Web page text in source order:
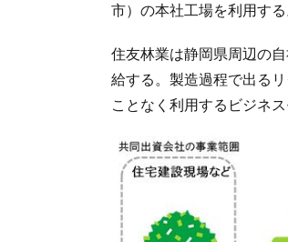
市）の本社工場を利用する
住友林業は静岡県周辺の
給する。製造過程で出る
ことなく利用するビジネ